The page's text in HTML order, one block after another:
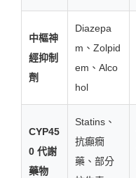
中樞神
經抑制
劑
Diazepa
m、Zolpid
em、Alco
hol
CYP45
0 代謝
藥物
Statins、
抗癲癇
藥、部分